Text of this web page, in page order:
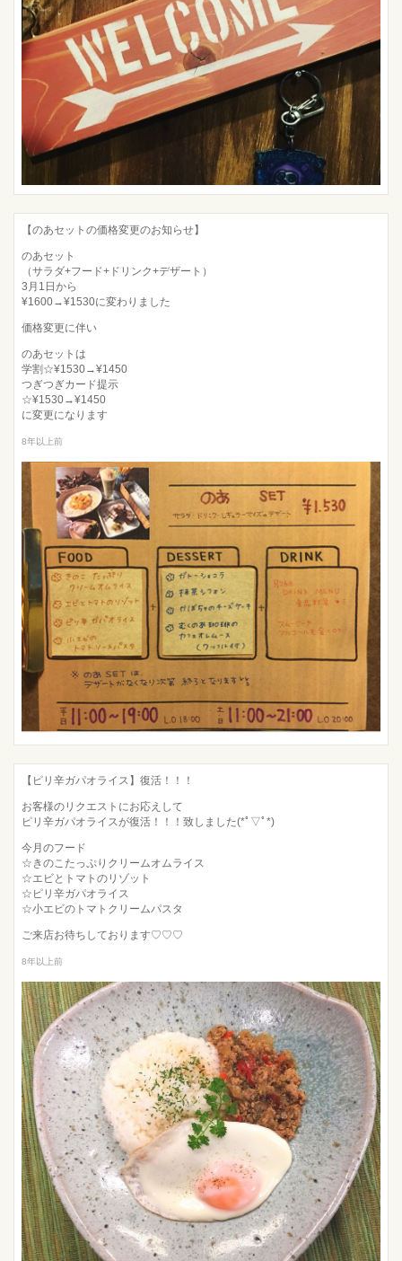
【のあセットの価格変更のお知らせ】
のあセット
（サラダ+フード+ドリンク+デザート）
3月1日から
¥1600→¥1530に変わりました
価格変更に伴い
のあセットは
学割☆¥1530→¥1450
つぎつぎカード提示
☆¥1530→¥1450
に変更になります
8年以上前
【ピリ辛ガパオライス】復活！！！
お客様のリクエストにお応えして
ピリ辛ガパオライスが復活！！！致しました(*ﾟ▽ﾟ*)
今月のフード
☆きのこたっぷりクリームオムライス
☆エビとトマトのリゾット
☆ピリ辛ガパオライス
☆小エビのトマトクリームパスタ
ご来店お待ちしております♡♡♡
8年以上前